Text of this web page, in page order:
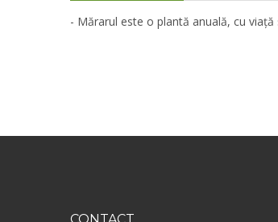
- Mărarul este o plantă anuală, cu